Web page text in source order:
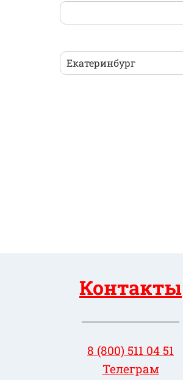
Контакты
8 (800) 511 04 51
Телеграм